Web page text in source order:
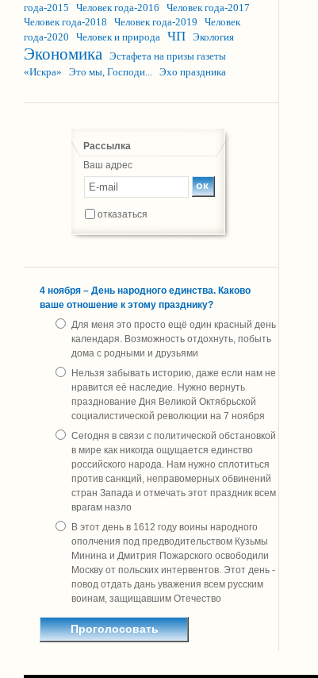
года-2015
Человек года-2016
Человек года-2017
Человек года-2018
Человек года-2019
Человек
года-2020
Человек и природа ЧП Экология
Экономика Эстафета на призы газеты
«Искра»
Это мы, Господи... Эхо праздника
Рассылка
Ваш адрес
отказаться
4 ноября – День народного единства. Каково
ваше отношение к этому празднику?
Для меня это просто ещё один красный день
календаря. Возможность отдохнуть, побыть
дома с родными и друзьями
Нельзя забывать историю, даже если нам не
нравится её наследие. Нужно вернуть
празднование Дня Великой Октябрьской
социалистической революции на 7 ноября
Сегодня в связи с политической обстановкой
в мире как никогда ощущается единство
российского народа. Нам нужно сплотиться
против санкций, неправомерных обвинений
стран Запада и отмечать этот праздник всем
врагам назло
В этот день в 1612 году воины народного
ополчения под предводительством Кузьмы
Минина и Дмитрия Пожарского освободили
Москву от польских интервентов. Этот день -
повод отдать дань уважения всем русским
воинам, защищавшим Отечество